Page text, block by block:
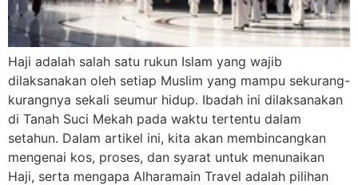
Haji adalah salah satu rukun Islam yang wajib
dilaksanakan oleh setiap Muslim yang mampu sekurang-
kurangnya sekali seumur hidup. Ibadah ini dilaksanakan
di Tanah Suci Mekah pada waktu tertentu dalam
setahun. Dalam artikel ini, kita akan membincangkan
mengenai kos, proses, dan syarat untuk menunaikan
Haji, serta mengapa Alharamain Travel adalah pilihan